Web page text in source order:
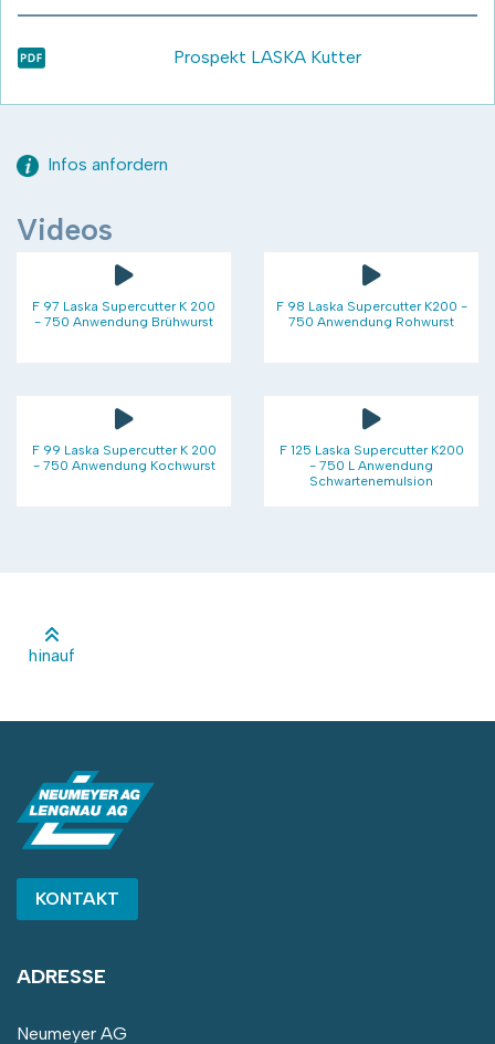
Weitere Anwendungen
Pasteten
Prospekt LASKA Kutter
Infos anfordern
Videos
F 97 Laska Supercutter K 200
- 750 Anwendung Brühwurst
F 98 Laska Supercutter K200 -
750 Anwendung Rohwurst
F 99 Laska Supercutter K 200
- 750 Anwendung Kochwurst
F 125 Laska Supercutter K200
- 750 L Anwendung
Schwartenemulsion
hinauf
KONTAKT
ADRESSE
Neumeyer AG